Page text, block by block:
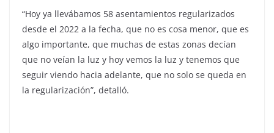
“Hoy ya llevábamos 58 asentamientos regularizados
desde el 2022 a la fecha, que no es cosa menor, que es
algo importante, que muchas de estas zonas decían
que no veían la luz y hoy vemos la luz y tenemos que
seguir viendo hacia adelante, que no solo se queda en
la regularización”, detalló.